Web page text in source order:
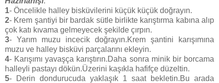
1- Öncelikle halley bisküvilerini küçük küçük doğrayın.
2- Krem şantiyi bir bardak sütle birlikte karıştırma kabına alıp
çok katı kıvama gelmeyecek şekilde çırpın.
3- Yarım muzu incecik doğrayın.Krem şantini karışımına
muzu ve halley bisküvi parçalarını ekleyin.
4- Karışımı yavaşça karıştırın.Daha sonra minik bir borcama
halleyli pastayı dökün.Üzerini kaşıkla hafifçe düzeltin.
5- Derin dondurucuda yaklaşık 1 saat bekletin.Bu arada